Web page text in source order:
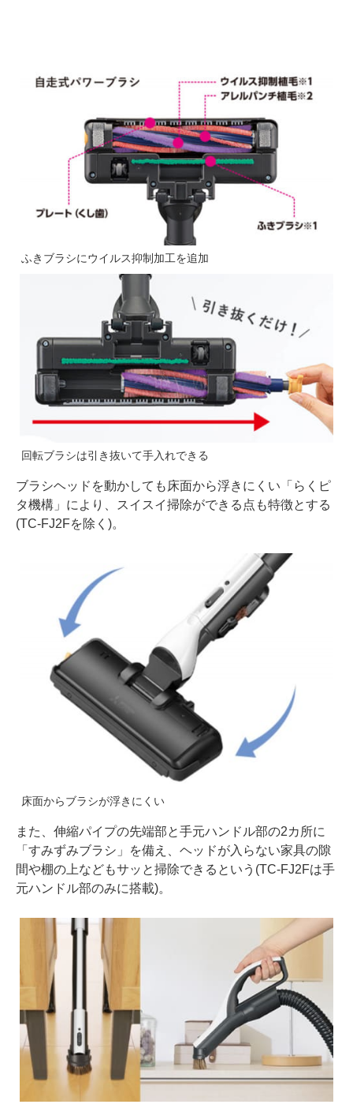
ふきブラシにウイルス抑制加工を追加
回転ブラシは引き抜いて手入れできる
ブラシヘッドを動かしても床面から浮きにくい「らくピ
タ機構」により、スイスイ掃除ができる点も特徴とする
(TC-FJ2Fを除く)。
床面からブラシが浮きにくい
また、伸縮パイプの先端部と手元ハンドル部の2カ所に
「すみずみブラシ」を備え、ヘッドが入らない家具の隙
間や棚の上などもサッと掃除できるという(TC-FJ2Fは手
元ハンドル部のみに搭載)。